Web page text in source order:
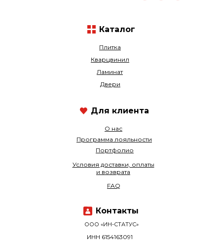
Плитка
Кварцвинил
О нас
Ламинат
Программа лояльности
Двери
Портфолио
ООО «ИН-СТАТУС»
ИНН 6154163091
Условия доставки, оплаты
и возврата
FAQ
Каталог
Контакты
Для клиента